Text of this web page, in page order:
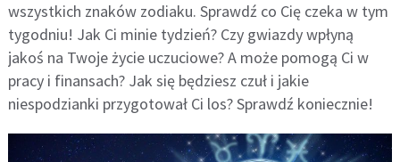
wszystkich znaków zodiaku. Sprawdź co Cię czeka w tym
tygodniu! Jak Ci minie tydzień? Czy gwiazdy wpłyną
jakoś na Twoje życie uczuciowe? A może pomogą Ci w
pracy i finansach? Jak się będziesz czuł i jakie
niespodzianki przygotował Ci los? Sprawdź koniecznie!